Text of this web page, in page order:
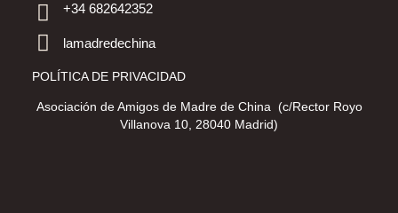
+34 682642352
lamadredechina
POLÍTICA DE PRIVACIDAD
Asociación de Amigos de Madre de China (c/Rector Royo
Villanova 10, 28040 Madrid)